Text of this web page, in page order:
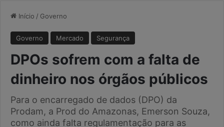
Início / Governo
Governo Mercado Segurança
DPOs sofrem com a falta de
dinheiro nos órgãos públicos
Para o encarregado de dados (DPO) da
Prodam, a Prod do Amazonas, Emerson Souza,
como ainda falta regulamentação para as